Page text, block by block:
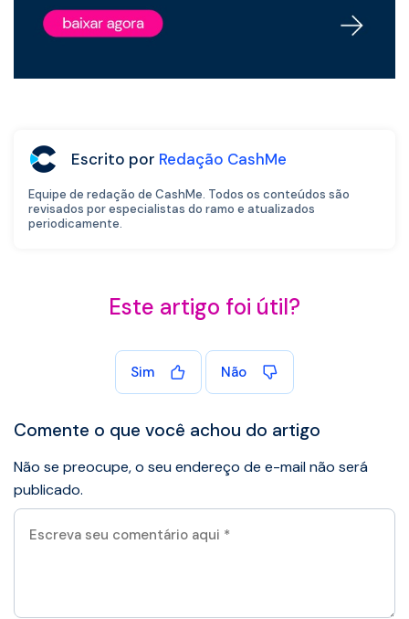
Escrito por Redação CashMe
Equipe de redação de CashMe. Todos os conteúdos são
revisados por especialistas do ramo e atualizados
periodicamente.
Este artigo foi útil?
Sim Não
Comente o que você achou do artigo
Não se preocupe, o seu endereço de e-mail não será
publicado.
Escreva
seu